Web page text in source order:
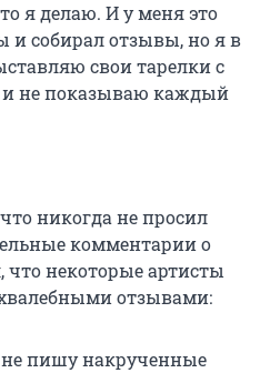
я делаю. И у меня это
и собирал отзывы, но я в
свои тарелки с
и не показываю каждый
никогда не просил
комментарии о
что некоторые артисты
отзывами:
пишу накрученные